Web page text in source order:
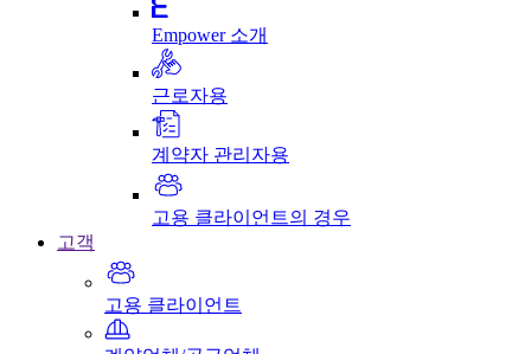
Empower 소개
근로자용
계약자 관리자용
고용 클라이언트의 경우
고객
고용 클라이언트